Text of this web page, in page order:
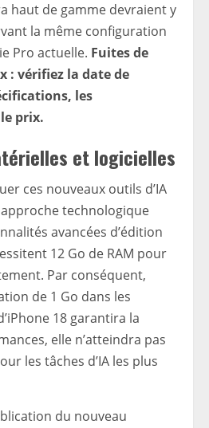
haut de gamme devraient y
la même configuration
Pro actuelle. Fuites de
: vérifiez la date de
les
prix.
et logicielles
ces nouveaux outils d’IA
technologique
avancées d’édition
12 Go de RAM pour
Par conséquent,
de 1 Go dans les
18 garantira la
elle n’atteindra pas
les tâches d’IA les plus
du nouveau